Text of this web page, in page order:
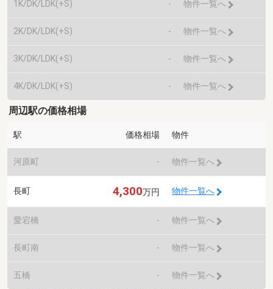
1K/DK/LDK(+S) - 物件一覧へ
2K/DK/LDK(+S) - 物件一覧へ
3K/DK/LDK(+S) - 物件一覧へ
4K/DK/LDK(+S) - 物件一覧へ
周辺駅の価格相場
駅 価格相場 物件
河原町 - 物件一覧へ
長町 4,300万円 物件一覧へ
愛宕橋 - 物件一覧へ
長町南 - 物件一覧へ
五橋 - 物件一覧へ